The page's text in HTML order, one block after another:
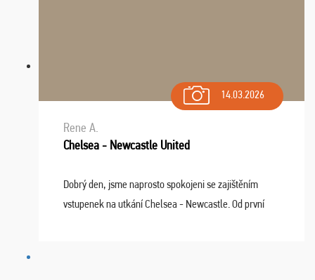
14.03.2026
Rene A.
Chelsea - Newcastle United
Dobrý den, jsme naprosto spokojeni se zajištěním
vstupenek na utkání Chelsea - Newcastle. Od první